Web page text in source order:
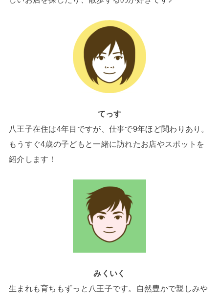
てっす
八王子在住は4年目ですが、仕事で9年ほど関わりあり。
もうすぐ4歳の子どもと一緒に訪れたお店やスポットを
紹介します！
みくいく
生まれも育ちもずっと八王子です。自然豊かで親しみや